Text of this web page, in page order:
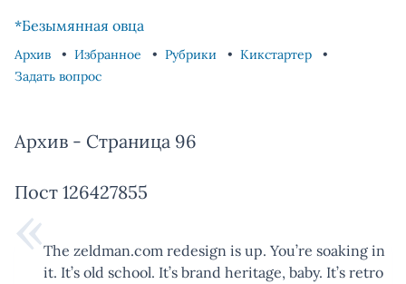
*Безымянная овца
Архив Избранное Рубрики
Кикстартер
Задать вопрос
Архив - Страница 96
Пост 126427855
The zeldman.com redesign is up. You’re soaking in
it. It’s old school. It’s brand heritage, baby. It’s retro